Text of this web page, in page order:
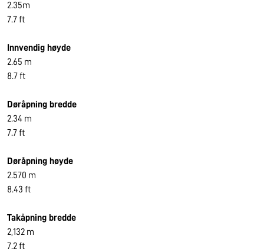
2.35m
7.7 ft
Innvendig høyde
2.65 m
8.7 ft
Døråpning bredde
2.34 m
7.7 ft
Døråpning høyde
2.570 m
8.43 ft
Takåpning bredde
2,132 m
7.2 ft